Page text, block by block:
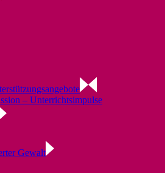
– Unterrichtsimpulse
Gewalt